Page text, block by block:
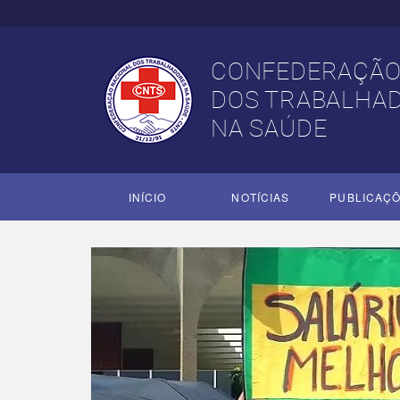
DOS
NA SAÚDE
INÍCIO NOTÍCIAS